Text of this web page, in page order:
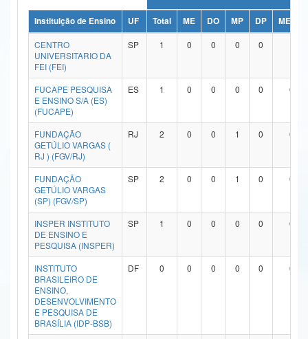
Ministério da Ciência, Tecnologia, Inovações e Comunicações
Ministério do Meio Ambiente
Ministério do Turismo
Ministério do Desenvolvimento Regional
Ministério da Mulher, da Família e dos Direitos Humanos
Secretaria-Geral
Secretaria de Governo
Gabinete de Segurança Institucional
Advocacia-Geral da União
Banco Central do Brasil
Instituição de Ensino UF Total ME DO MP DP
ME/DO
CENTRO
UNIVERSITARIO DA
FEI (FEI)
SP 1 0 0 0 0
FUCAPE PESQUISA
E ENSINO S/A (ES)
(FUCAPE)
ES 1 0 0 0 0 0
FUNDAÇÃO
GETÚLIO VARGAS (
RJ ) (FGV/RJ)
RJ 2 0 0 1 0 0
FUNDAÇÃO
GETÚLIO VARGAS
(SP) (FGV/SP)
SP 2 0 0 1 0 0
INSPER INSTITUTO
DE ENSINO E
PESQUISA (INSPER)
SP 1 0 0 0 0 0
INSTITUTO
BRASILEIRO DE
ENSINO,
DESENVOLVIMENTO
E PESQUISA DE
BRASÍLIA (IDP-BSB)
DF 0 0 0 0 0 0